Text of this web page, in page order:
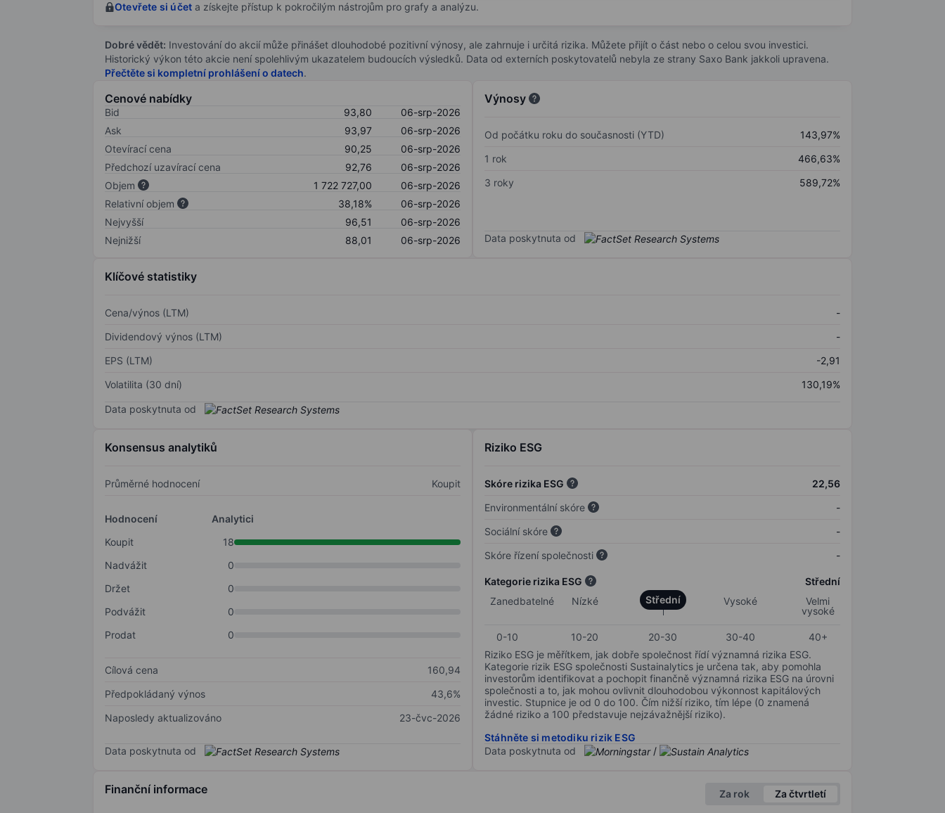
Otevřete si účet a získejte přístup k pokročilým nástrojům pro grafy a analýzu.
Dobré vědět: Investování do akcií může přinášet dlouhodobé pozitivní výnosy, ale zahrnuje i určitá rizika. Můžete přijít o část nebo o celou svou investici.
Historický výkon této akcie není spolehlivým ukazatelem budoucích výsledků. Data od externích poskytovatelů nebyla ze strany Saxo Bank jakkoli upravena.
Přečtěte si kompletní prohlášení o datech.
Cenové nabídky
Bid 93,80
06-srp-2026
Ask
93,97
06-srp-2026
Otevírací cena
90,25
06-srp-2026
Předchozí uzavírací cena
92,76
06-srp-2026
Objem
1 722 727,00
06-srp-2026
Relativní objem
38,18%
06-srp-2026
Nejvyšší
96,51
06-srp-2026
Nejnižší
88,01 06-srp-2026
Výnosy
Od počátku roku do současnosti (YTD)
143,97%
1 rok
466,63%
3 roky
589,72%
Data poskytnuta od
Klíčové statistiky
Cena/výnos (LTM)
-
Dividendový výnos (LTM)
-
EPS (LTM)
-2,91
Volatilita (30 dní)
130,19%
Data poskytnuta od
Konsensus analytiků
Průměrné hodnocení Koupit
Hodnocení
Analytici
Koupit
18
Nadvážit
0
Držet
0
Podvážit
0
Prodat
0
Cílová cena
160,94
Předpokládaný výnos
43,6%
Naposledy aktualizováno
23-čvc-2026
Data poskytnuta od
Riziko ESG
Skóre rizika ESG
22,56
Environmentální skóre
-
Sociální skóre
-
Skóre řízení společnosti
-
Kategorie rizika ESG
Střední
Zanedbatelné
Nízké Střední Vysoké
Velmi
vysoké
0-10 10-20 20-30 30-40
40+
Riziko ESG je měřítkem, jak dobře společnost řídí významná rizika ESG.
Kategorie rizik ESG společnosti Sustainalytics je určena tak, aby pomohla
investorům identifikovat a pochopit finančně významná rizika ESG na úrovni
společnosti a to, jak mohou ovlivnit dlouhodobou výkonnost kapitálových
investic. Stupnice je od 0 do 100. Čím nižší riziko, tím lépe (0 znamená
žádné riziko a 100 představuje nejzávažnější riziko).
Stáhněte si metodiku rizik ESG
Data poskytnuta od
/
Finanční informace Za rok Za čtvrtletí